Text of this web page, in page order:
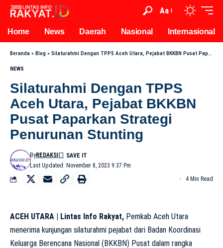
Aa
Home News Daerah Nasional Internasional
Beranda » Blog » Silaturahmi Dengan TPPS Aceh Utara, Pejabat BKKBN Pusat Paparkan Strategi Penurunan Stunting
NEWS
Silaturahmi Dengan TPPS
Aceh Utara, Pejabat BKKBN
Pusat Paparkan Strategi
Penurunan Stunting
Last Updated: November 8, 2023 9:37 Pm
ByREDAKSI
4 Min Read
ACEH UTARA | Lintas Info Rakyat, Pemkab Aceh Utara
menerima kunjungan silaturahmi pejabat dari Badan Koordinasi
Keluarga Berencana Nasional (BKKBN) Pusat dalam rangka